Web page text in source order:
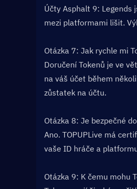
Účty Asphalt 9: Legends
mezi platformami lišit.
Otázka 7: Jak rychle mi
Doručení Tokenů je ve
na váš účet během
zůstatek na účtu.
Otázka 8: Je bezpečné
Ano. TOPUPLive má
vaše ID hráče a
Otázka 9: K čemu mohu